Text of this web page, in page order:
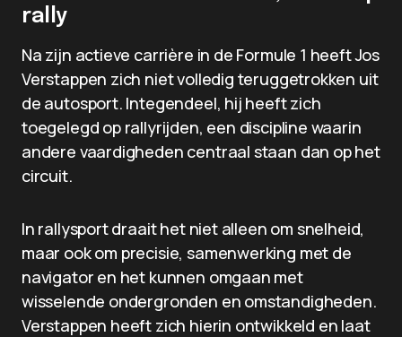
rally
Na zijn actieve carrière in de Formule 1 heeft Jos
Verstappen zich niet volledig teruggetrokken uit
de autosport. Integendeel, hij heeft zich
toegelegd op rallyrijden, een discipline waarin
andere vaardigheden centraal staan dan op het
circuit.
In rallysport draait het niet alleen om snelheid,
maar ook om precisie, samenwerking met de
navigator en het kunnen omgaan met
wisselende ondergronden en omstandigheden.
Verstappen heeft zich hierin ontwikkeld en laat